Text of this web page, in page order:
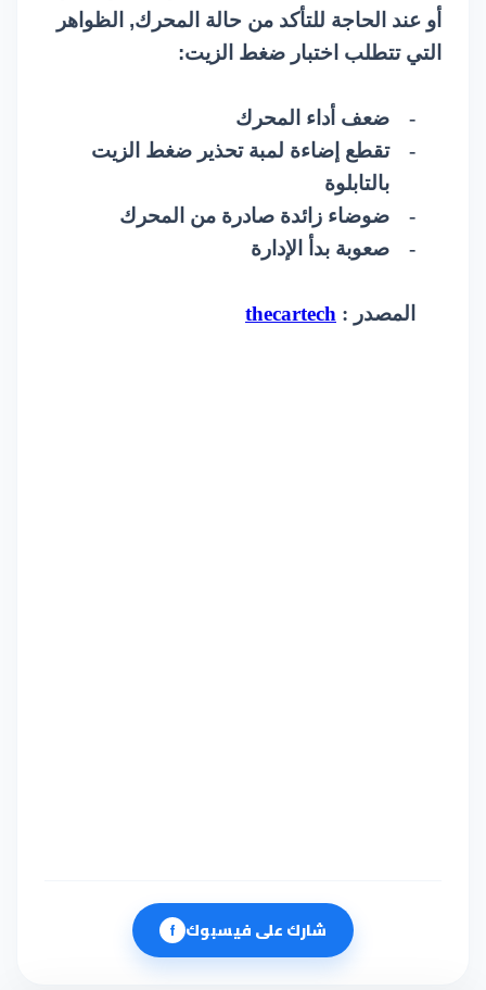
أو عند الحاجة للتأكد من حالة المحرك, الظواهر
التي تتطلب اختبار ضغط الزيت:
-
ضعف أداء المحرك
-
تقطع إضاءة لمبة تحذير ضغط الزيت
بالتابلوة
-
ضوضاء زائدة صادرة من المحرك
-
صعوبة بدأ الإدارة
المصدر : thecartech
شارك على فيسبوك f